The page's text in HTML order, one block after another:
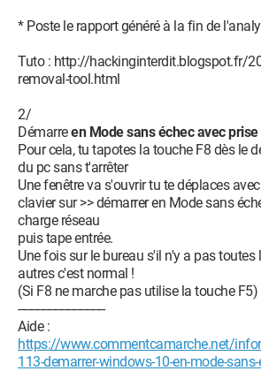
* Poste le rapport généré à la fin de
Tuto : http://hackinginterdit.blogspot.fr/
removal-tool.html
2/
Démarreen Mode sans échec avec
Pour cela, tu tapotes la touche F8 dès le
du pc sans t'arrêter
Une fenêtre va s'ouvrir tu te déplaces
clavier sur >> démarrer en Mode sans
charge réseau
puis tape entrée.
Une fois sur le bureau s'il n'y a pas toutes
autres c'est normal !
(Si F8 ne marche pas utilise la touche F5)
----------------------------
Aide :
https://www.commentcamarche.net/
113-demarrer-windows-10-en-mode-